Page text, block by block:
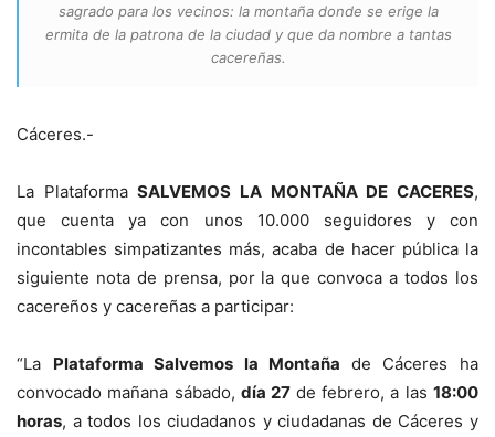
sagrado para los vecinos: la montaña donde se erige la
ermita de la patrona de la ciudad y que da nombre a tantas
cacereñas.
Cáceres.-
La PlataformaSALVEMOS LA MONTAÑA DE CACERES,
que cuenta ya con unos 10.000 seguidores y con
incontables simpatizantes más, acaba de hacer pública la
siguiente nota de prensa, por la que convoca a todos los
cacereños y cacereñas a participar:
“La Plataforma Salvemos la Montaña de Cáceres ha
convocado mañana sábado, día 27 de febrero, a las18:00
horas, a todos los ciudadanos y ciudadanas de Cáceres y